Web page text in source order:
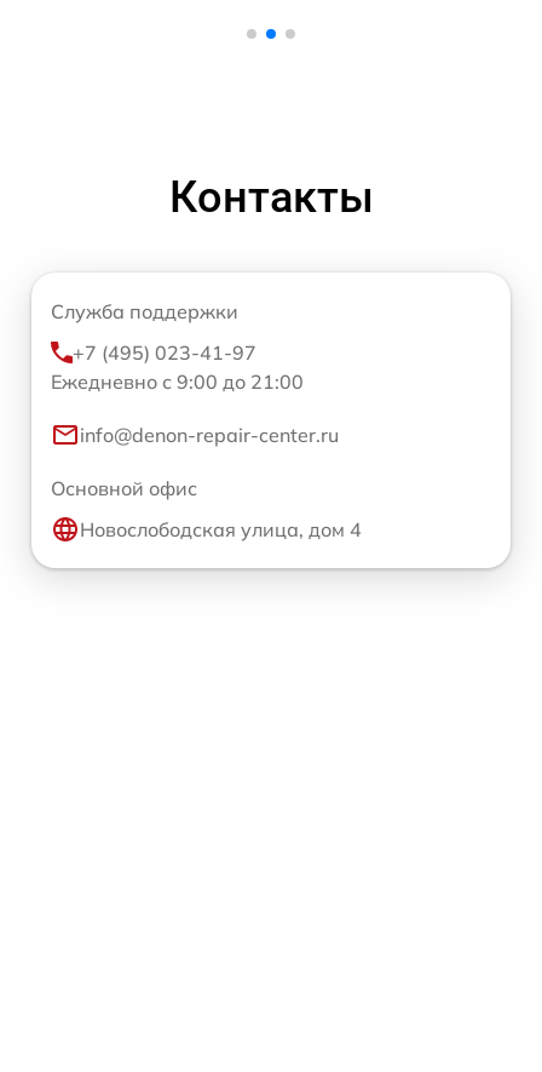
Контакты
Служба поддержки
+7 (495) 023-41-97
Ежедневно с 9:00 до 21:00
info@denon-repair-center.ru
Основной офис
Новослободская улица, дом 4